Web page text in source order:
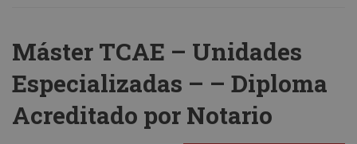
Máster TCAE – Unidades
Especializadas – – Diploma
Acreditado por Notario